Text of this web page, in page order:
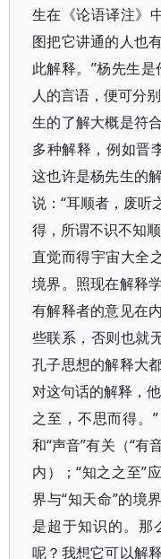
生在《论语译注》
图把它讲通的人也
此解释。”杨先生
人的言语，便可分
生的了解大概是符
多种解释，例如晋
这也许是杨先生的
说：“耳顺者，废听
得，所谓不识不知
直觉而得宇宙大全
境界。照现在解释
有解释者的意见在
些联系，否则也就
孔子思想的解释大
对这句话的解释，
之至，不思而得。
和“声音”有关（“有
内）；“知之之至”
界与“知天命”的境
是超于知识的。那
呢？我想它可以解